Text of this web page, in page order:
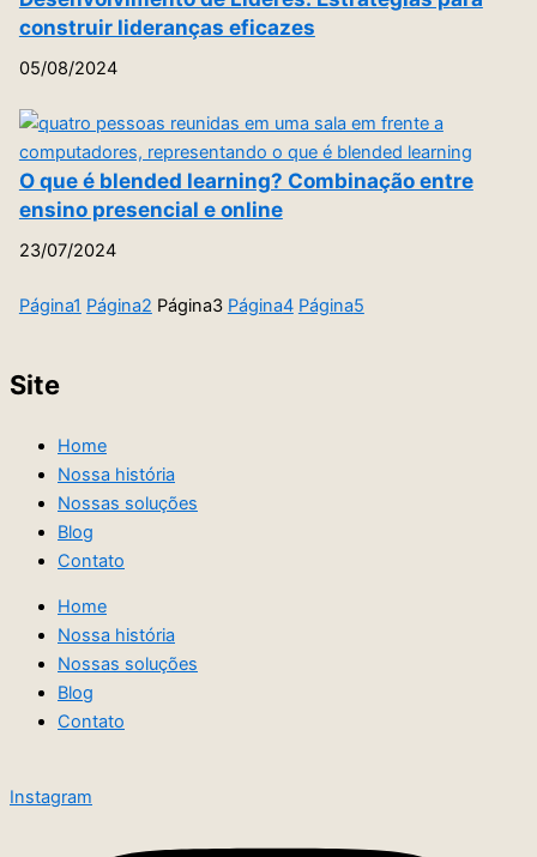
construir lideranças eficazes
05/08/2024
O que é blended learning? Combinação entre
ensino presencial e online
23/07/2024
Página1 Página2 Página3 Página4 Página5
Site
Home
Nossa história
Nossas soluções
Blog
Contato
Home
Nossa história
Nossas soluções
Blog
Contato
Instagram